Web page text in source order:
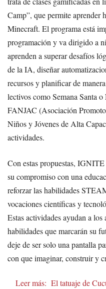
Camp”, que permite aprender
Minecraft. El programa está
programación y va dirigido a
aprenden a superar desafíos
de la IA, diseñar
recursos y planificar de
lectivos como Semana Santa
FANJAC (Asociación
Niños y Jóvenes de Alta
actividades.
Con estas propuestas,
su compromiso con una
reforzar las habilidades
vocaciones científicas y
Estas actividades ayudan a
habilidades que marcarán su
deje de ser solo una pantalla
con que imaginar, construir y
Leer más: El tatuaje de